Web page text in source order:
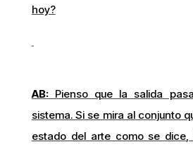
hoy?
AB: Pienso que la salida
sistema. Si se mira al conjunto
estado del arte como se